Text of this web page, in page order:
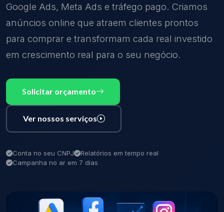
Google Ads, Meta Ads e tráfego pago. Criamos
anúncios online que atraem clientes prontos
para comprar e transformam cada real investido
em crescimento real para o seu negócio.
Solicitar orçamento
Ver nossos serviços
Conta no seu CNPJ
Relatórios em tempo real
Campanha no ar em 7 dias